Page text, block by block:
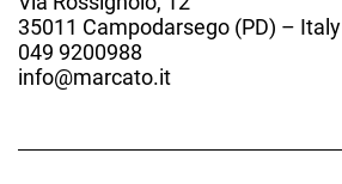
35011 Campodarsego (PD) – Italy
049 9200988
info@marcato.it